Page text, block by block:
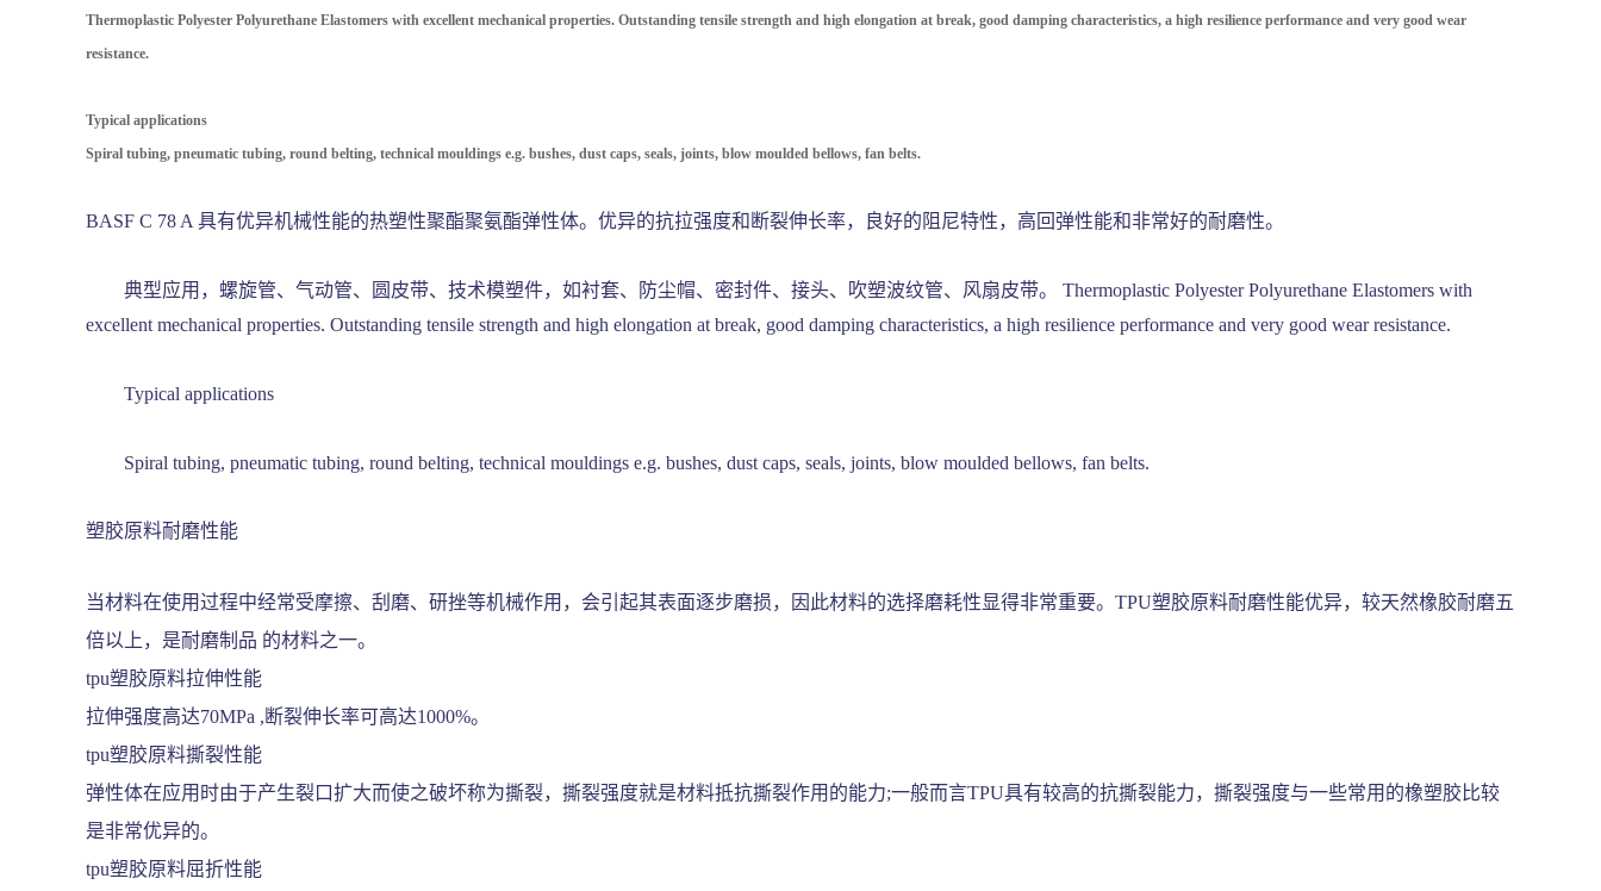
Thermoplastic Polyester Polyurethane Elastomers with excellent mechanical properties. Outstanding tensile strength and high elongation at break, good damping characteristics, a high resilience performance and very good wear
resistance.
Typical applications
Spiral tubing, pneumatic tubing, round belting, technical mouldings e.g. bushes, dust caps, seals, joints, blow moulded bellows, fan belts.
BASF C 78 A 具有优异机械性能的热塑性聚酯聚氨酯弹性体。优异的抗拉强度和断裂伸长率，良好的阻尼特性，高回弹性能和非常好的耐磨性。
典型应用，螺旋管、气动管、圆皮带、技术模塑件，如衬套、防尘帽、密封件、接头、吹塑波纹管、风扇皮带。 Thermoplastic Polyester Polyurethane Elastomers with
excellent mechanical properties. Outstanding tensile strength and high elongation at break, good damping characteristics, a high resilience performance and very good wear resistance.
Typical applications
Spiral tubing, pneumatic tubing, round belting, technical mouldings e.g. bushes, dust caps, seals, joints, blow moulded bellows, fan belts.
塑胶原料耐磨性能
当材料在使用过程中经常受摩擦、刮磨、研挫等机械作用，会引起其表面逐步磨损，因此材料的选择磨耗性显得非常重要。TPU塑胶原料耐磨性能优异，较天然橡胶耐磨五
倍以上，是耐磨制品 的材料之一。
tpu塑胶原料拉伸性能
拉伸强度高达70MPa ,断裂伸长率可高达1000%。
tpu塑胶原料撕裂性能
弹性体在应用时由于产生裂口扩大而使之破坏称为撕裂，撕裂强度就是材料抵抗撕裂作用的能力;一般而言TPU具有较高的抗撕裂能力，撕裂强度与一些常用的橡塑胶比较
是非常优异的。
tpu塑胶原料屈折性能